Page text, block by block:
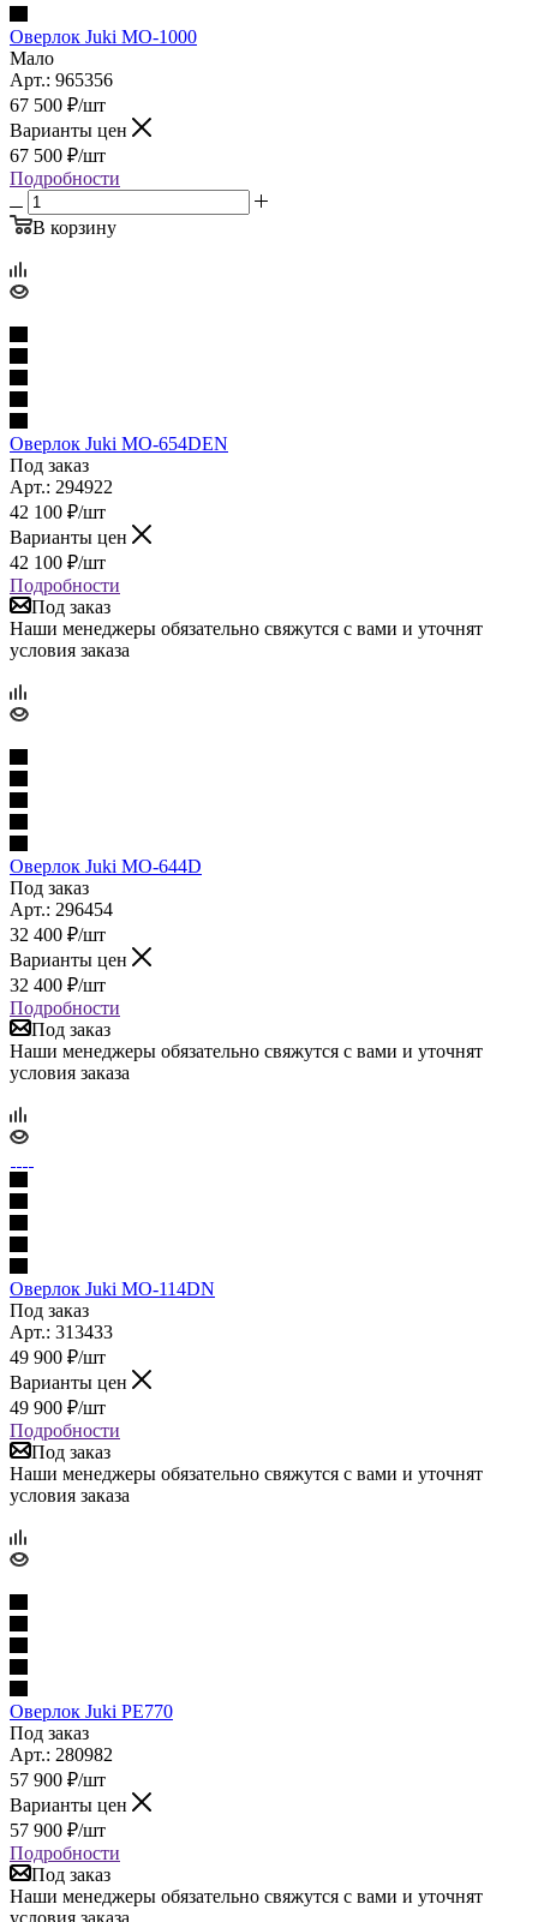
Оверлок Juki MO-1000
Мало
Арт.: 965356
67 500 ₽/шт
Варианты цен
67 500 ₽/шт
Подробности
В корзину
Оверлок Juki MO-654DEN
Под заказ
Арт.: 294922
42 100 ₽/шт
Варианты цен
42 100 ₽/шт
Подробности
Под заказ
Наши менеджеры обязательно свяжутся с вами и уточнят
условия заказа
Оверлок Juki MO-644D
Под заказ
Арт.: 296454
32 400 ₽/шт
Варианты цен
32 400 ₽/шт
Подробности
Под заказ
Наши менеджеры обязательно свяжутся с вами и уточнят
условия заказа
Оверлок Juki MO-114DN
Под заказ
Арт.: 313433
49 900 ₽/шт
Варианты цен
49 900 ₽/шт
Подробности
Под заказ
Наши менеджеры обязательно свяжутся с вами и уточнят
условия заказа
Оверлок Juki PE770
Под заказ
Арт.: 280982
57 900 ₽/шт
Варианты цен
57 900 ₽/шт
Подробности
Под заказ
Наши менеджеры обязательно свяжутся с вами и уточнят
условия заказа